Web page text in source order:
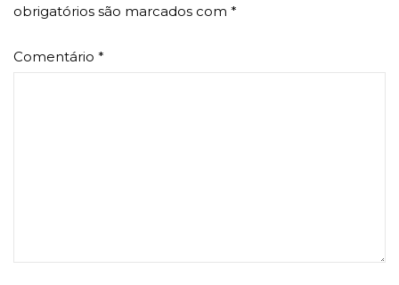
obrigatórios são marcados com *
Comentário *